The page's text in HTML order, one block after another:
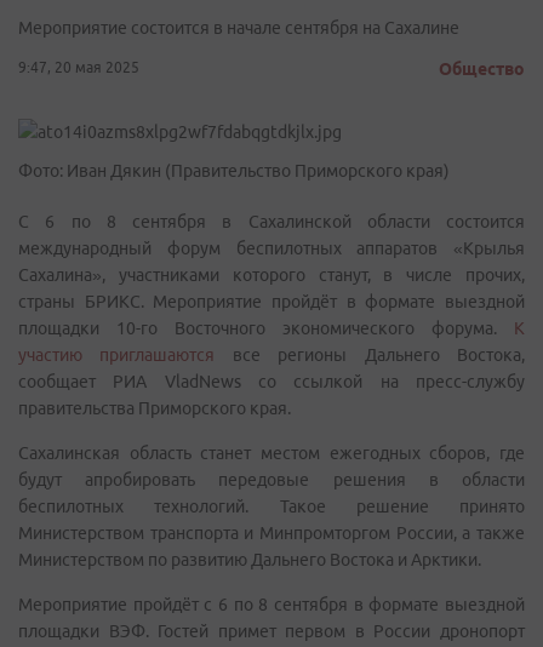
Мероприятие состоится в начале сентября на Сахалине
9:47, 20 мая 2025 Общество
Фото: Иван Дякин (Правительство Приморского края)
С 6 по 8 сентября в Сахалинской области состоится
международный форум беспилотных аппаратов «Крылья
Сахалина», участниками которого станут, в числе прочих,
страны БРИКС. Мероприятие пройдёт в формате выездной
площадки 10-го Восточного экономического форума. К
участию приглашаются
все регионы Дальнего Востока,
сообщает РИА VladNews со ссылкой на пресс-службу
правительства Приморского края.
Сахалинская область станет местом ежегодных сборов, где
будут апробировать передовые решения в области
беспилотных технологий. Такое решение принято
Министерством транспорта и Минпромторгом России, а также
Министерством по развитию Дальнего Востока и Арктики.
Мероприятие пройдёт с 6 по 8 сентября в формате выездной
площадки ВЭФ. Гостей примет первом в России дронопорт